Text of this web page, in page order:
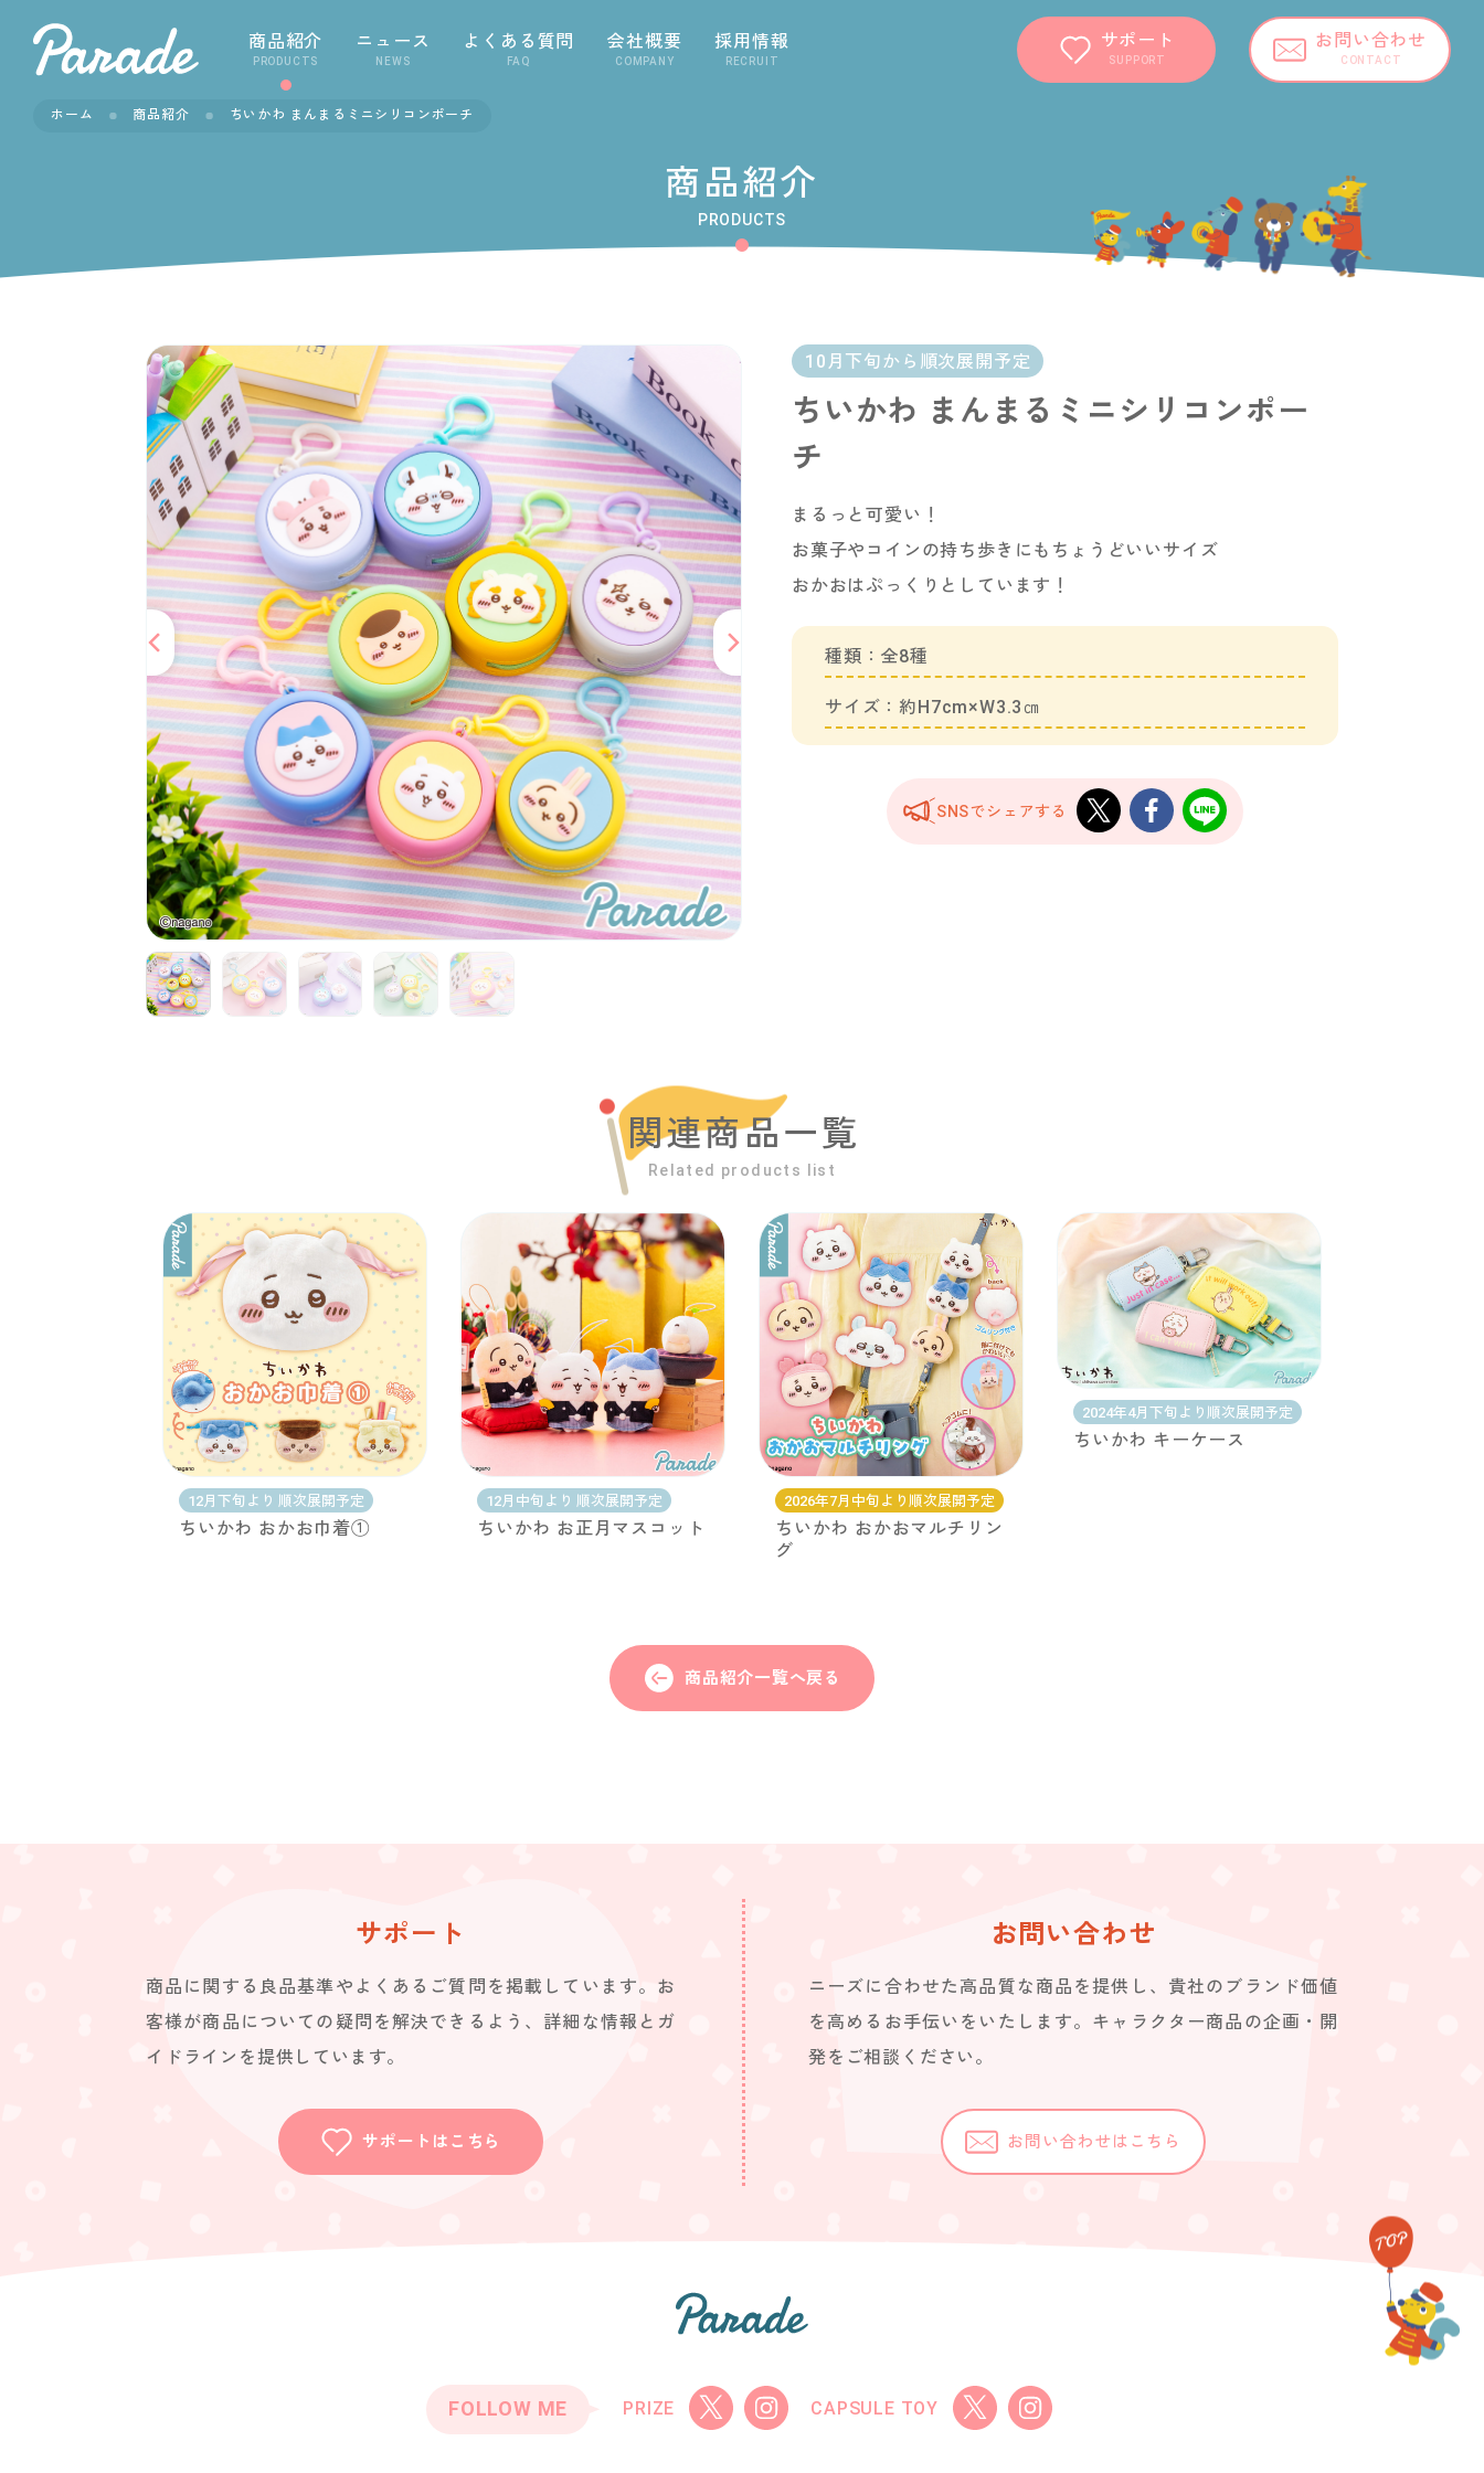
商品紹介
PRODUCTS
ニュース
NEWS
よくある質問
FAQ
会社概要
COMPANY
採用情報
RECRUIT
サポート
SUPPORT
お問い合わせ
CONTACT
ホーム 商品紹介 ちいかわ まんまるミニシリコンポーチ
商品紹介
PRODUCTS
10月下旬から順次展開予定
ちいかわ まんまるミニシリコンポー
チ
まるっと可愛い！
お菓子やコインの持ち歩きにもちょうどいいサイズ
おかおはぷっくりとしています！
種類：全8種
サイズ：約H7cm×W3.3㎝
SNSでシェアする
関連商品一覧
Related products list
12月下旬より 順次展開予定
ちいかわ おかお巾着①
12月中旬より 順次展開予定
ちいかわ お正月マスコット
2026年7月中旬より順次展開予定
ちいかわ おかおマルチリン
グ
2024年4月下旬より順次展開予定
ちいかわ キーケース
商品紹介一覧へ戻る
サポート
商品に関する良品基準やよくあるご質問を掲載しています。お
客様が商品についての疑問を解決できるよう、詳細な情報とガ
イドラインを提供しています。
サポートはこちら
お問い合わせ
ニーズに合わせた高品質な商品を提供し、貴社のブランド価値
を高めるお手伝いをいたします。キャラクター商品の企画・開
発をご相談ください。
お問い合わせはこちら
FOLLOW ME PRIZE CAPSULE TOY